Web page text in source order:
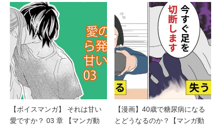
【ボイスマンガ】 それは甘い
愛ですか？ 03 章 【マンガ動
【漫画】40歳で糖尿病になる
とどうなるのか？【マンガ動